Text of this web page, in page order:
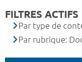
FILTRES ACTIFS
Par type de
Par rubrique: